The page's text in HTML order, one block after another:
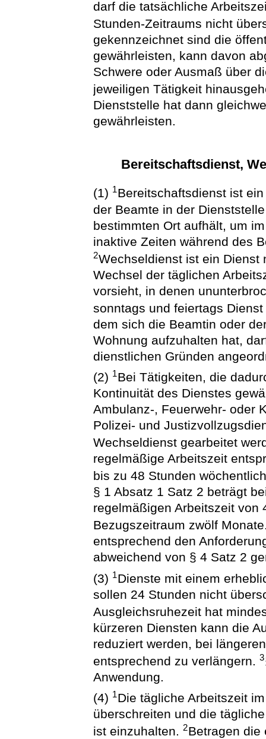
darf die tatsächliche
Stunden-Zeitraums nicht
gekennzeichnet sind die
gewährleisten, kann davon
Schwere oder Ausmaß über
jeweiligen Tätigkeit
Dienststelle hat dann
gewährleisten.
Bereitschaftsdienst,
(1) 1Bereitschaftsdienst ist
der Beamte in der
bestimmten Ort aufhält, um
inaktive Zeiten während des
2Wechseldienst ist ein Dienst
Wechsel der täglichen
vorsieht, in denen
sonntags und feiertags
dem sich die Beamtin oder
Wohnung aufzuhalten hat,
dienstlichen Gründen
(2) 1Bei Tätigkeiten, die
Kontinuität des Dienstes
Ambulanz-, Feuerwehr- oder
Polizei- und
Wechseldienst gearbeitet
regelmäßige Arbeitszeit
bis zu 48 Stunden
§ 1 Absatz 1 Satz 2 beträgt
regelmäßigen Arbeitszeit von
Bezugszeitraum zwölf
entsprechend den
abweichend von § 4 Satz 2
(3) 1Dienste mit einem
sollen 24 Stunden nicht
Ausgleichsruhezeit hat
kürzeren Diensten kann die
reduziert werden, bei
entsprechend zu verlängern.3
Anwendung.
(4) 1Die tägliche Arbeitszeit
überschreiten und die
ist einzuhalten.2Betragen die